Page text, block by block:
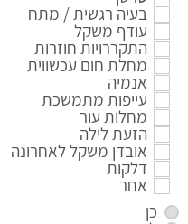
בעיה רגשית / מתח
עודף משקל
התקררויות חוזרות
מחלת חום עכשווית
אנמיה
עייפות מתמשכת
מחלות עור
הזעת לילה
אובדן משקל לאחרונה
דלקות
אחר
כן